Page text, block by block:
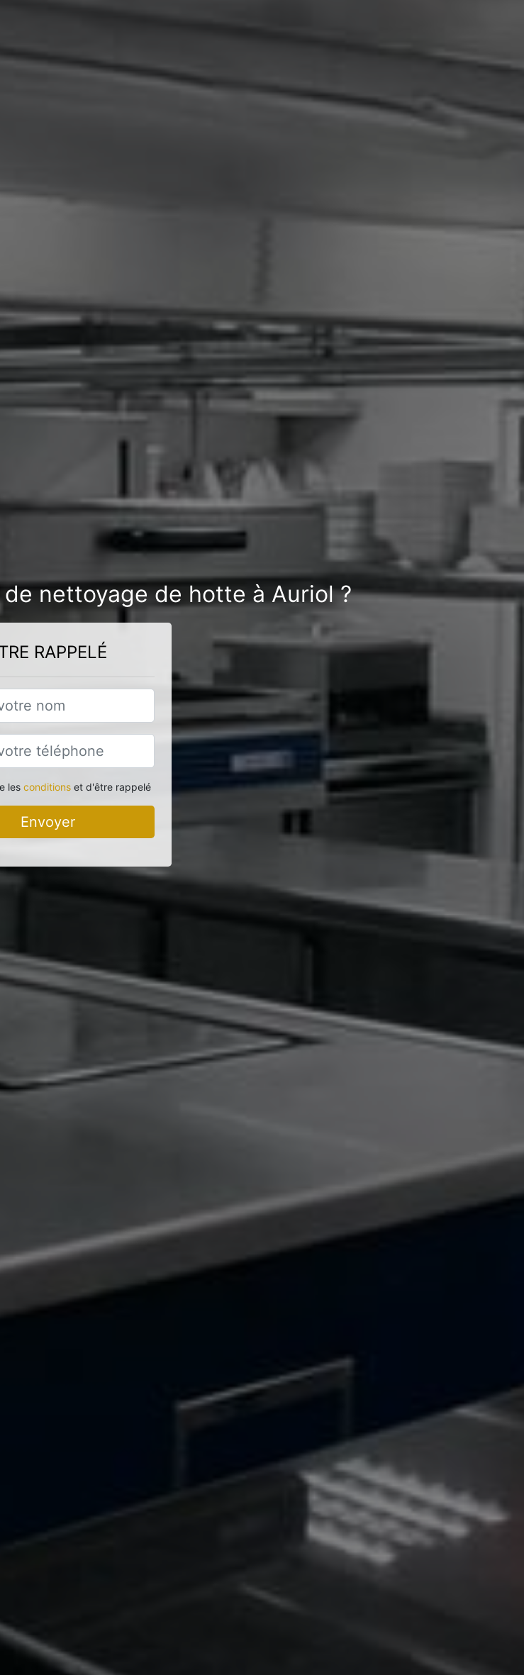
de nettoyage de hotte à Auriol ?
RAPPELÉ
les conditionset d'être rappelé
Envoyer